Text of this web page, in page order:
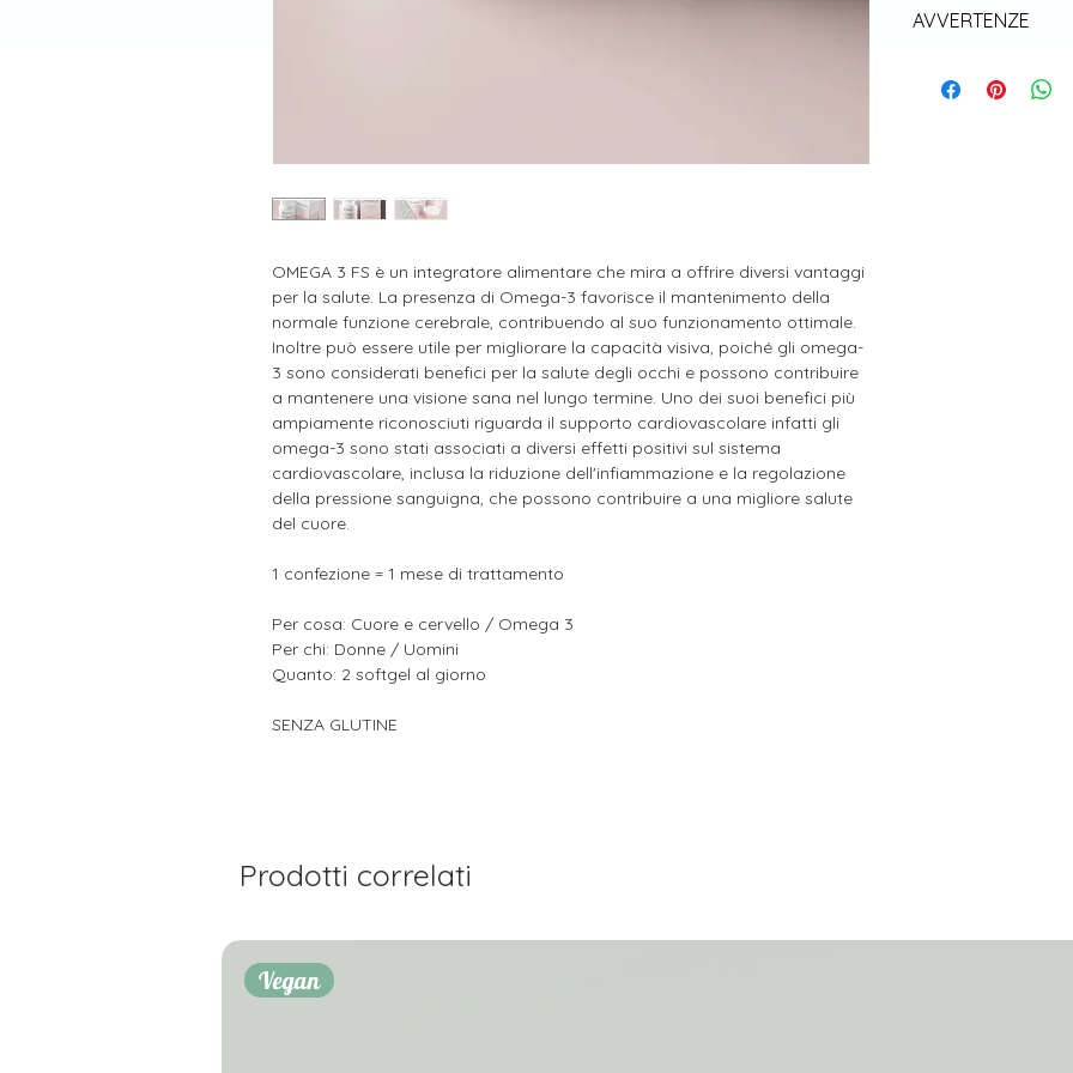
OMEGA 3 FS è un integratore alimentare che mira a offrire diversi vantaggi
per la salute. La presenza di Omega-3 favorisce il mantenimento della
normale funzione cerebrale, contribuendo al suo funzionamento ottimale.
Inoltre può essere utile per migliorare la capacità visiva, poiché gli omega-
3 sono considerati benefici per la salute degli occhi e possono contribuire
a mantenere una visione sana nel lungo termine. Uno dei suoi benefici più
ampiamente riconosciuti riguarda il supporto cardiovascolare infatti gli
omega-3 sono stati associati a diversi effetti positivi sul sistema
cardiovascolare, inclusa la riduzione dell'infiammazione e la regolazione
della pressione sanguigna, che possono contribuire a una migliore salute
del cuore.
1 confezione = 1 mese di trattamento
Per cosa: Cuore e cervello / Omega 3
Per chi: Donne / Uomini
Quanto: 2 softgel al giorno
SENZA GLUTINE
*VNR= Valori nutritivi
Può contenere
AVVERTENZE
sostituti di una
Prodotti correlati
Vegan